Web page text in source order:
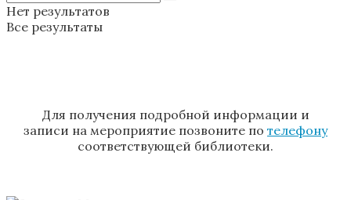
Нет результатов
Все результаты
Для получения подробной информации и
записи на мероприятие позвоните по телефону
соответствующей библиотеки.